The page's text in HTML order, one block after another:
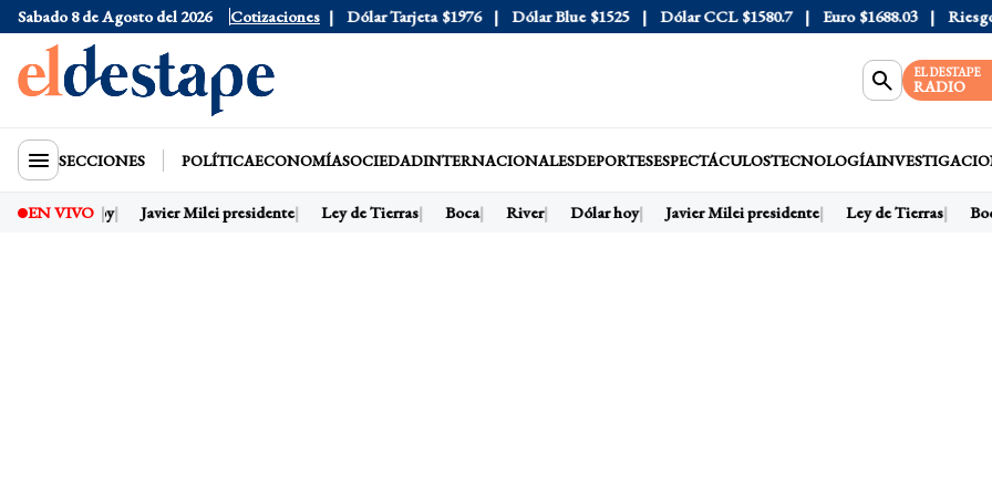
Sabado 8 de Agosto del 2026 Cotizaciones
Dólar Oficial $1520 Dólar Tarjeta $1976 Dólar Blue $1525 Dólar CCL $1580.7 Euro $1688.03 Riesgo
EL DESTAPE
RADIO
SECCIONES POLÍTICAECONOMÍASOCIEDADINTERNACIONALESDEPORTESESPECTÁCULOSTECNOLOGÍA
EN VIVO
Dólar hoy Javier Milei presidente Ley de Tierras Boca River Dólar hoy Javier Milei presidente Ley de Tierras Boca